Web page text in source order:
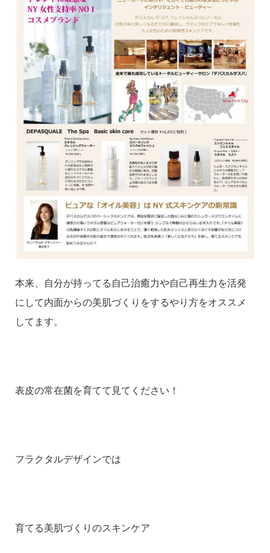
本来、自分が持ってる自己治癒力や自己再生力を活発
にして内面からの美肌づくりをするやり方をオススメ
してます。
表皮の常在菌を育てて見てください！
フラクタルデザインでは
育てる美肌づくりのスキンケア